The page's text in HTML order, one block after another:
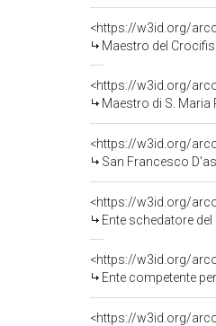
<https://w3id.org/
Maestro del
<https://w3id.org/
Maestro di S. Maria
<https://w3id.org/
San Francesco
<https://w3id.org/
Ente schedatore del
<https://w3id.org/
Ente competente per tutela
<https://w3id.org/